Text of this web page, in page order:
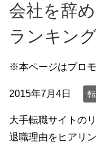
会社を辞
ランキング
※本ページはプロ
2015年7月4日
大手転職サイトの
退職理由をヒアリ